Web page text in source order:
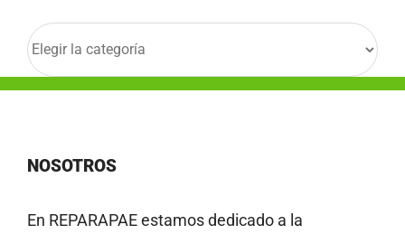
Categorías
NOSOTROS
En REPARAPAE estamos dedicado a la